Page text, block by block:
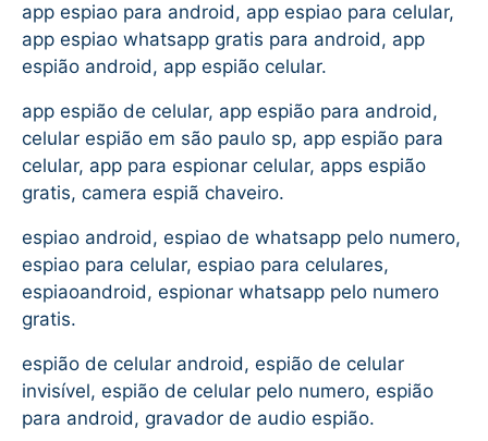
app espiao para android, app espiao para celular,
app espiao whatsapp gratis para android, app
espião android, app espião celular.
app espião de celular, app espião para android,
celular espião em são paulo sp, app espião para
celular, app para espionar celular, apps espião
gratis, camera espiã chaveiro.
espiao android, espiao de whatsapp pelo numero,
espiao para celular, espiao para celulares,
espiaoandroid, espionar whatsapp pelo numero
gratis.
espião de celular android, espião de celular
invisível, espião de celular pelo numero, espião
para android, gravador de audio espião.